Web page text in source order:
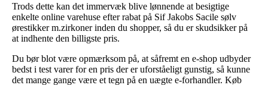
Trods dette kan det immervæk blive lønnende at besigtige
enkelte online varehuse efter rabat på Sif Jakobs Sacile sølv
ørestikker m.zirkoner inden du shopper, så du er skudsikker på
at indhente den billigste pris.
Du bør blot være opmærksom på, at såfremt en e-shop udbyder
bedst i test varer for en pris der er uforståeligt gunstig, så kunne
det mange gange være et tegn på en uægte e-forhandler. Køb